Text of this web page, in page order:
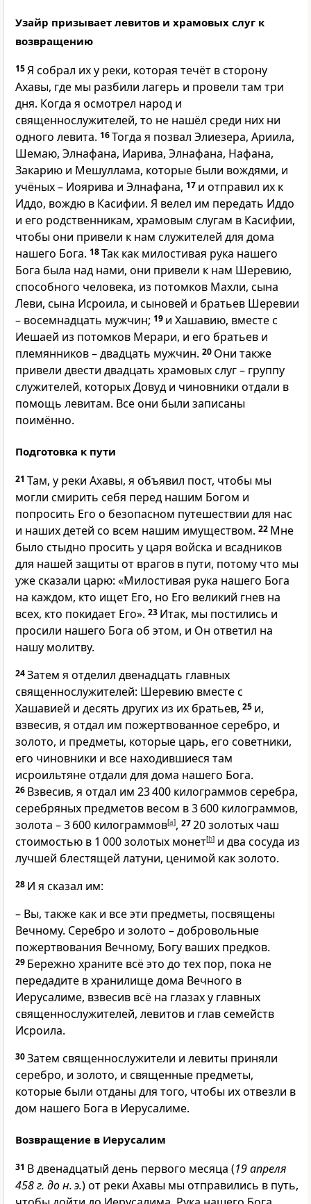
Узайр призывает левитов и храмовых слуг к
возвращению
15Я собрал их у реки, которая течёт в сторону
Ахавы, где мы разбили лагерь и провели там три
дня. Когда я осмотрел народ и
священнослужителей, то не нашёл среди них ни
одного левита. 16Тогда я позвал Элиезера, Ариила,
Шемаю, Элнафана, Иарива, Элнафана, Нафана,
Закарию и Мешуллама, которые были вождями, и
учёных – Иоярива и Элнафана, 17 и отправил их к
Иддо, вождю в Касифии. Я велел им передать Иддо
и его родственникам, храмовым слугам в Касифии,
чтобы они привели к нам служителей для дома
нашего Бога. 18Так как милостивая рука нашего
Бога была над нами, они привели к нам Шеревию,
способного человека, из потомков Махли, сына
Леви, сына Исроила, и сыновей и братьев Шеревии
– восемнадцать мужчин; 19 и Хашавию, вместе с
Иешаей из потомков Мерари, и его братьев и
племянников – двадцать мужчин. 20 Они также
привели двести двадцать храмовых слуг – группу
служителей, которых Довуд и чиновники отдали в
помощь левитам. Все они были записаны
поимённо.
Подготовка к пути
21 Там, у реки Ахавы, я объявил пост, чтобы мы
могли смирить себя перед нашим Богом и
попросить Его о безопасном путешествии для нас
и наших детей со всем нашим имуществом. 22 Мне
было стыдно просить у царя войска и всадников
для нашей защиты от врагов в пути, потому что мы
уже сказали царю: «Милостивая рука нашего Бога
на каждом, кто ищет Его, но Его великий гнев на
всех, кто покидает Его». 23 Итак, мы постились и
просили нашего Бога об этом, и Он ответил на
нашу молитву.
24Затем я отделил двенадцать главных
священнослужителей: Шеревию вместе с
Хашавией и десять других из их братьев, 25 и,
взвесив, я отдал им пожертвованное серебро, и
золото, и предметы, которые царь, его советники,
его чиновники и все находившиеся там
исроильтяне отдали для дома нашего Бога.
26 Взвесив, я отдал им 23 400 килограммов серебра,
серебряных предметов весом в 3 600 килограммов,
золота – 3 600 килограммов[a], 2720 золотых чаш
стоимостью в 1 000 золотых монет[b] и два сосуда из
лучшей блестящей латуни, ценимой как золото.
28 И я сказал им:
– Вы, также как и все эти предметы, посвящены
Вечному. Серебро и золото – добровольные
пожертвования Вечному, Богу ваших предков.
29 Бережно храните всё это до тех пор, пока не
передадите в хранилище дома Вечного в
Иерусалиме, взвесив всё на глазах у главных
священнослужителей, левитов и глав семейств
Исроила.
30Затем священнослужители и левиты приняли
серебро, и золото, и священные предметы,
которые были отданы для того, чтобы их отвезли в
дом нашего Бога в Иерусалиме.
Возвращение в Иерусалим
31 В двенадцатый день первого месяца (19 апреля
458 г. до н. э.) от реки Ахавы мы отправились в путь,